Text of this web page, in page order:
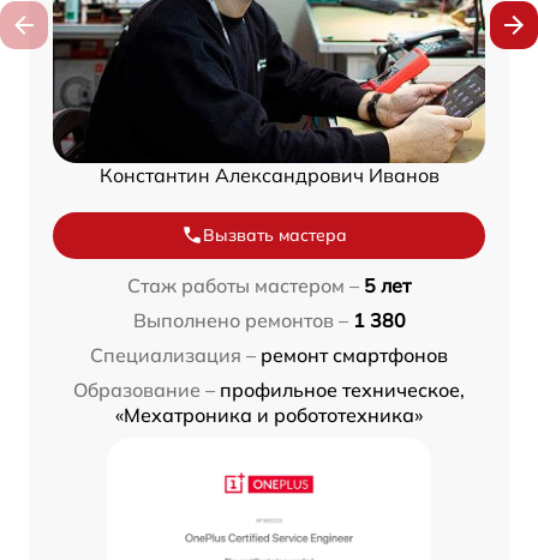
Константин Александрович Иванов
Вызвать мастера
Стаж работы мастером – 5 лет
Выполнено ремонтов – 1 380
Специализация – ремонт смартфонов
Образование – профильное техническое,
«Мехатроника и робототехника»